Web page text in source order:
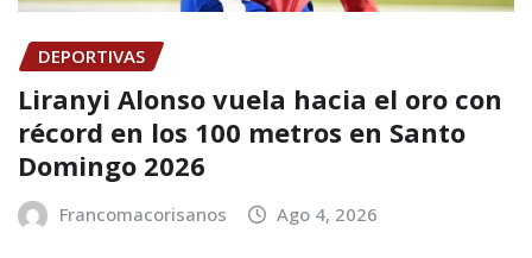
DEPORTIVAS
Liranyi Alonso vuela hacia el oro con
récord en los 100 metros en Santo
Domingo 2026
Francomacorisanos Ago 4, 2026